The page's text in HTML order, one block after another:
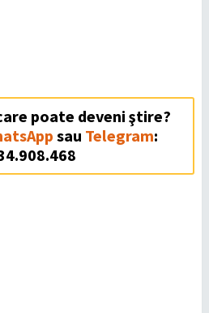
poate deveni ştire?
sau Telegram: